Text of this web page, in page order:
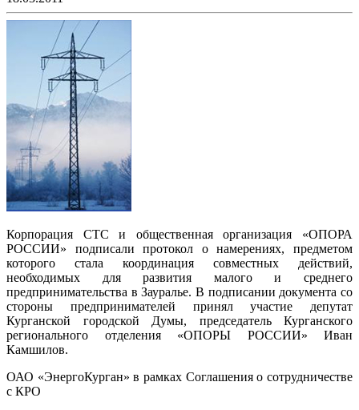
Корпорация СТС и общественная организация «ОПОРА
РОССИИ» подписали протокол о намерениях, предметом
которого стала координация совместных действий,
необходимых для развития малого и среднего
предпринимательства в Зауралье. В подписании документа со
стороны предпринимателей принял участие депутат
Курганской городской Думы, председатель Курганского
регионального отделения «ОПОРЫ РОССИИ» Иван
Камшилов.
ОАО «ЭнергоКурган» в рамках Соглашения о сотрудничестве
с КРО